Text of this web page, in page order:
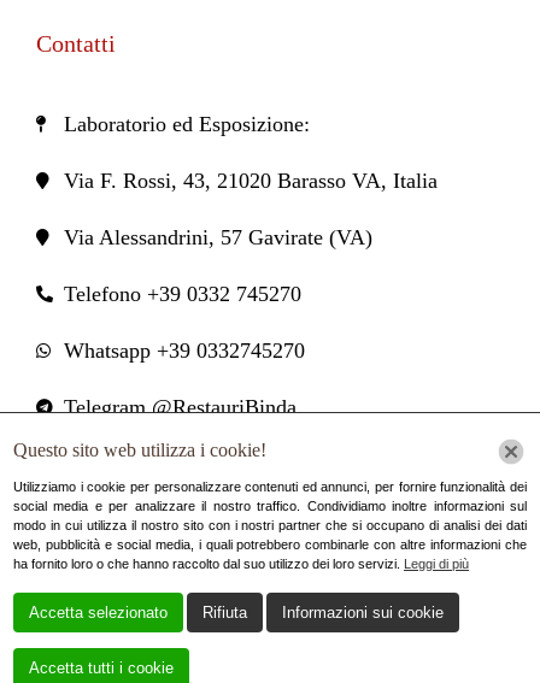
Contatti
Laboratorio ed Esposizione:
Via F. Rossi, 43, 21020 Barasso VA, Italia
Via Alessandrini, 57 Gavirate (VA)
Telefono +39 0332 745270
Whatsapp +39 0332745270
Telegram @RestauriBinda
restauri.binda@gmail.com
Facebook
Creato daLocal Web – Agenzia Web Marketing Milano
Questo sito web utilizza i cookie!
Utilizziamo i cookie per personalizzare contenuti ed annunci, per fornire funzionalità dei
social media e per analizzare il nostro traffico. Condividiamo inoltre informazioni sul
modo in cui utilizza il nostro sito con i nostri partner che si occupano di analisi dei dati
web, pubblicità e social media, i quali potrebbero combinarle con altre informazioni che
ha fornito loro o che hanno raccolto dal suo utilizzo dei loro servizi. Leggi di più
Accetta selezionato Rifiuta Informazioni sui cookie
Accetta tutti i cookie